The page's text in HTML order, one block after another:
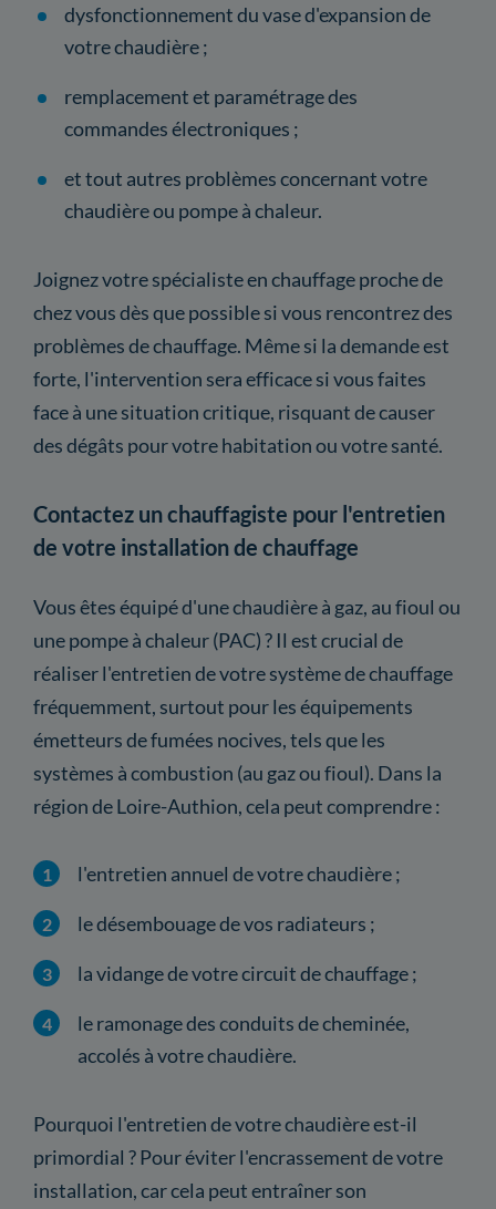
dysfonctionnement du vase d'expansion de
votre chaudière ;
remplacement et paramétrage des
commandes électroniques ;
et tout autres problèmes concernant votre
chaudière ou pompe à chaleur.
Joignez votre spécialiste en chauffage proche de
chez vous dès que possible si vous rencontrez des
problèmes de chauffage. Même si la demande est
forte, l'intervention sera efficace si vous faites
face à une situation critique, risquant de causer
des dégâts pour votre habitation ou votre santé.
Contactez un chauffagiste pour l'entretien
de votre installation de chauffage
Vous êtes équipé d'une chaudière à gaz, au fioul ou
une pompe à chaleur (PAC) ? Il est crucial de
réaliser l'entretien de votre système de chauffage
fréquemment, surtout pour les équipements
émetteurs de fumées nocives, tels que les
systèmes à combustion (au gaz ou fioul). Dans la
région de Loire-Authion, cela peut comprendre :
l'entretien annuel de votre chaudière ;
le désembouage de vos radiateurs ;
la vidange de votre circuit de chauffage ;
le ramonage des conduits de cheminée,
accolés à votre chaudière.
Pourquoi l'entretien de votre chaudière est-il
primordial ? Pour éviter l'encrassement de votre
installation, car cela peut entraîner son